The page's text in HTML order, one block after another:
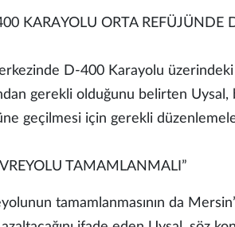
KARAYOLU ORTA REFÜJÜNDE
D-400 Karayolu
gerekli olduğunu belirten
geçilmesi için gerekli
TAMAMLANMALI”
tamamlanmasının da